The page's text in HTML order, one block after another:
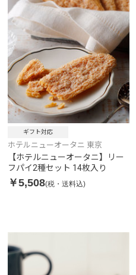
ギフト対応
ホテルニューオータニ 東京
【ホテルニューオータニ】リー
フパイ2種セット 14枚入り
￥5,508(税・送料込)